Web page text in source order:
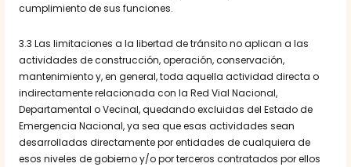
cumplimiento de sus funciones.
3.3 Las limitaciones a la libertad de tránsito no aplican a las
actividades de construcción, operación, conservación,
mantenimiento y, en general, toda aquella actividad directa o
indirectamente relacionada con la Red Vial Nacional,
Departamental o Vecinal, quedando excluidas del Estado de
Emergencia Nacional, ya sea que esas actividades sean
desarrolladas directamente por entidades de cualquiera de
esos niveles de gobierno y/o por terceros contratados por ellos